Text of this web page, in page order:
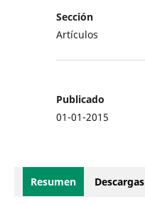
Sección
Artículos
Publicado
01-01-2015
Resumen Descargas